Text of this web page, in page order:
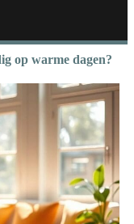
op warme dagen?